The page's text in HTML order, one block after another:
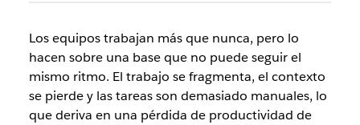
Los equipos trabajan más que nunca, pero lo
hacen sobre una base que no puede seguir el
mismo ritmo. El trabajo se fragmenta, el contexto
se pierde y las tareas son demasiado manuales, lo
que deriva en una pérdida de productividad de